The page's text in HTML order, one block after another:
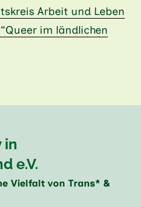
Arbeit und Leben
im ländlichen
in
e.V.
Vielfalt von Trans* &